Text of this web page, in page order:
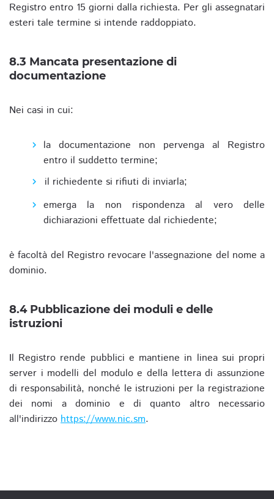
Registro entro 15 giorni dalla richiesta. Per gli assegnatari
esteri tale termine si intende raddoppiato.
8.3 Mancata presentazione di
documentazione
Nei casi in cui:
la documentazione non pervenga al Registro
entro il suddetto termine;
il richiedente si rifiuti di inviarla;
emerga la non rispondenza al vero delle
dichiarazioni effettuate dal richiedente;
è facoltà del Registro revocare l'assegnazione del nome a
dominio.
8.4 Pubblicazione dei moduli e delle
istruzioni
Il Registro rende pubblici e mantiene in linea sui propri
server i modelli del modulo e della lettera di assunzione
di responsabilità, nonché le istruzioni per la registrazione
dei nomi a dominio e di quanto altro necessario
all'indirizzo https://www.nic.sm.